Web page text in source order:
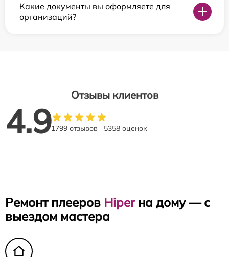
Какие документы вы оформляете для
организаций?
Отзывы клиентов
4.91799 отзывов 5358 оценок
Ремонт плееров Hiperна дому — с
выездом мастера